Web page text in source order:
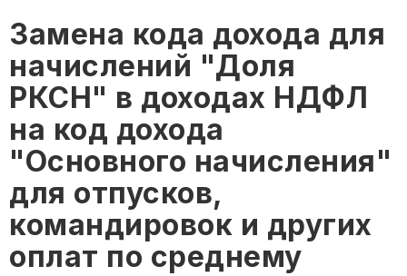
Замена кода дохода для
начислений "Доля
РКСН" в доходах НДФЛ
на код дохода
"Основного начисления"
для отпусков,
командировок и других
оплат по среднему